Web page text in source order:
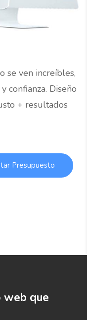
se ven increíbles,
confianza. Diseño
+ resultados
Presupuesto
web que